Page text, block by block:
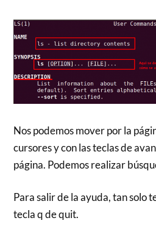
Nos podemos mover por la
cursores y con las teclas de
página. Podemos realizar
Para salir de la ayuda, tan solo
tecla q de quit.